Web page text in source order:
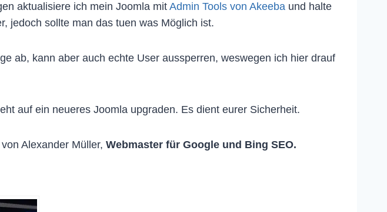
aktualisiere ich mein Joomla mit Admin Tools von Akeeba und halte
jedoch sollte man das tuen was Möglich ist.
ab, kann aber auch echte User aussperren, weswegen ich hier drauf
auf ein neueres Joomla upgraden. Es dient eurer Sicherheit.
Alexander Müller, Webmaster für Google und Bing SEO.